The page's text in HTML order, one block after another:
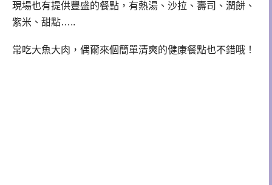
現場也有提供豐盛的餐點，有熱湯、沙拉、壽司、潤餅、
紫米、甜點…..
常吃大魚大肉，偶爾來個簡單清爽的健康餐點也不錯哦！